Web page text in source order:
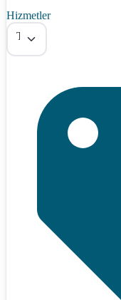
Hizmetler
Tümü